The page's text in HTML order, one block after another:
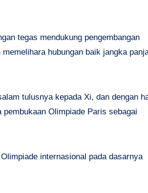
tegas mendukung pengembangan
hubungan baik jangka
tulusnya kepada Xi, dan dengan
Olimpiade Paris sebagai
internasional pada dasarnya